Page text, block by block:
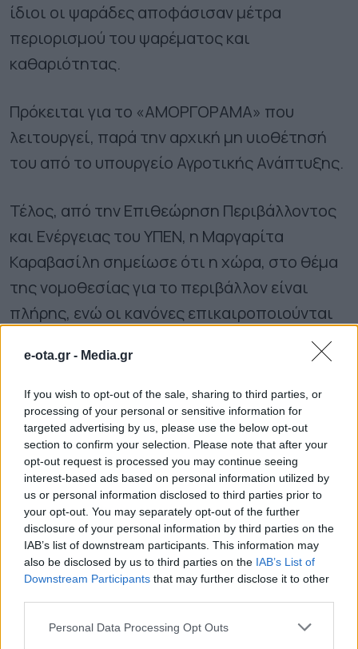
e-ota.gr - Media.gr
If you wish to opt-out of the sale, sharing to third parties, or
processing of your personal or sensitive information for
targeted advertising by us, please use the below opt-out
section to confirm your selection. Please note that after your
opt-out request is processed you may continue seeing
interest-based ads based on personal information utilized by
us or personal information disclosed to third parties prior to
your opt-out. You may separately opt-out of the further
disclosure of your personal information by third parties on the
IAB’s list of downstream participants. This information may
also be disclosed by us to third parties on the IAB’s List of
Downstream Participants that may further disclose it to other
Personal Data Processing Opt Outs
ίδιοι οι ψαράδες αποφάσισαν μέτρα
περιορισμού του ψαρέματος και
καθαριότητας.
Πρόκειται για το «ΑΜΟΡΓΟΡΑΜΑ» που
λειτουργεί, παρά την αρχική μη υιοθέτησή
του από το υπουργείο Αγροτικής Ανάπτυξης.
Τέλος, από την Επιθεώρηση Περιβάλλοντος
και Ενέργειας του ΥΠΕΝ, η Μαργαρίτα
Καραβασίλη σημείωσε ότι η χώρα, στο θέμα
της νομοθεσίας για το περιβάλλον είναι
πλήρης, ενώ οι κανόνες επικαιροποιούνται
Και αυτό, γιατί η προστασία και η
αποκατάσταση του περιβάλλοντος έχουν
γίνει πια συνείδηση.
Όπως είπε, ο λάθος τρόπος ανάπτυξης επί
σειρά ετών, έχουν προκαλέσει καταστροφές
στα οικοσυστήματα. Από σκουπίδια μέχρι
βιομηχανικά απόβλητα έχουν προκαλέσει
ζημιά στο περιβάλλον.
Αυτός είναι και ο λόγος για την εθνική